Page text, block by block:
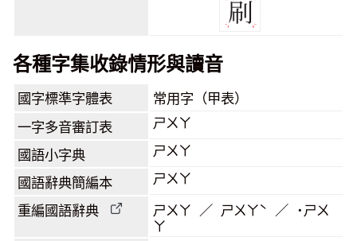
各種字集收錄情形與讀音
國字標準字體表 常用字（甲表）
一字多音審訂表 ㄕㄨㄚ
國語小字典 ㄕㄨㄚ
國語辭典簡編本 ㄕㄨㄚ
重編國語辭典
ㄕㄨㄚ ／ ㄕㄨㄚˋ ／ ˙ㄕㄨ
ㄚ